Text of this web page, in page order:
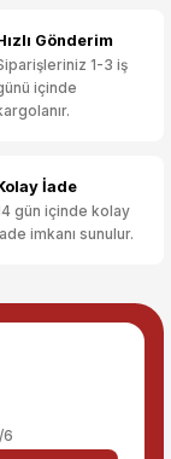
Gönderim
1-3 iş
içinde
İade
gün içinde kolay
imkanı sunulur.
6